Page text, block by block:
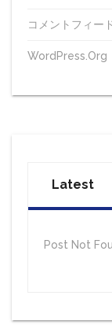
コメントフィー
WordPress.org
Latest
Post Not